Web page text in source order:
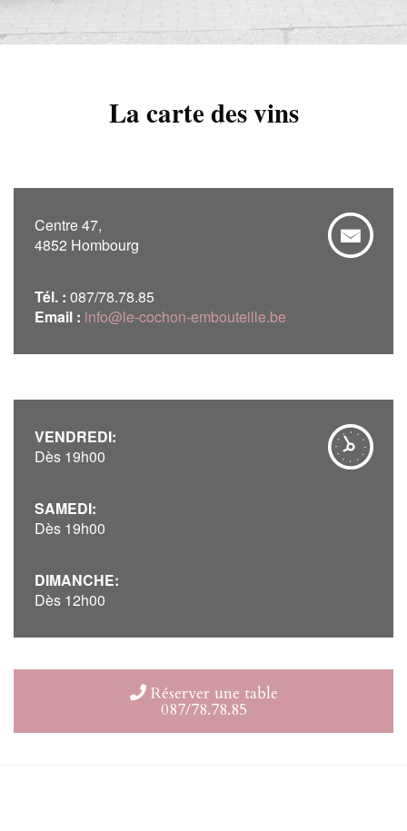
La carte des vins
Centre 47,
4852 Hombourg
Tél. : 087/78.78.85
Email : info@le-cochon-embouteille.be
VENDREDI:
Dès 19h00
SAMEDI:
Dès 19h00
DIMANCHE:
Dès 12h00
Réserver une table
087/78.78.85